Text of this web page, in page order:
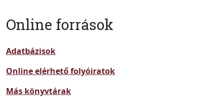
Online források
Adatbázisok
Online elérhető folyóiratok
Más könyvtárak